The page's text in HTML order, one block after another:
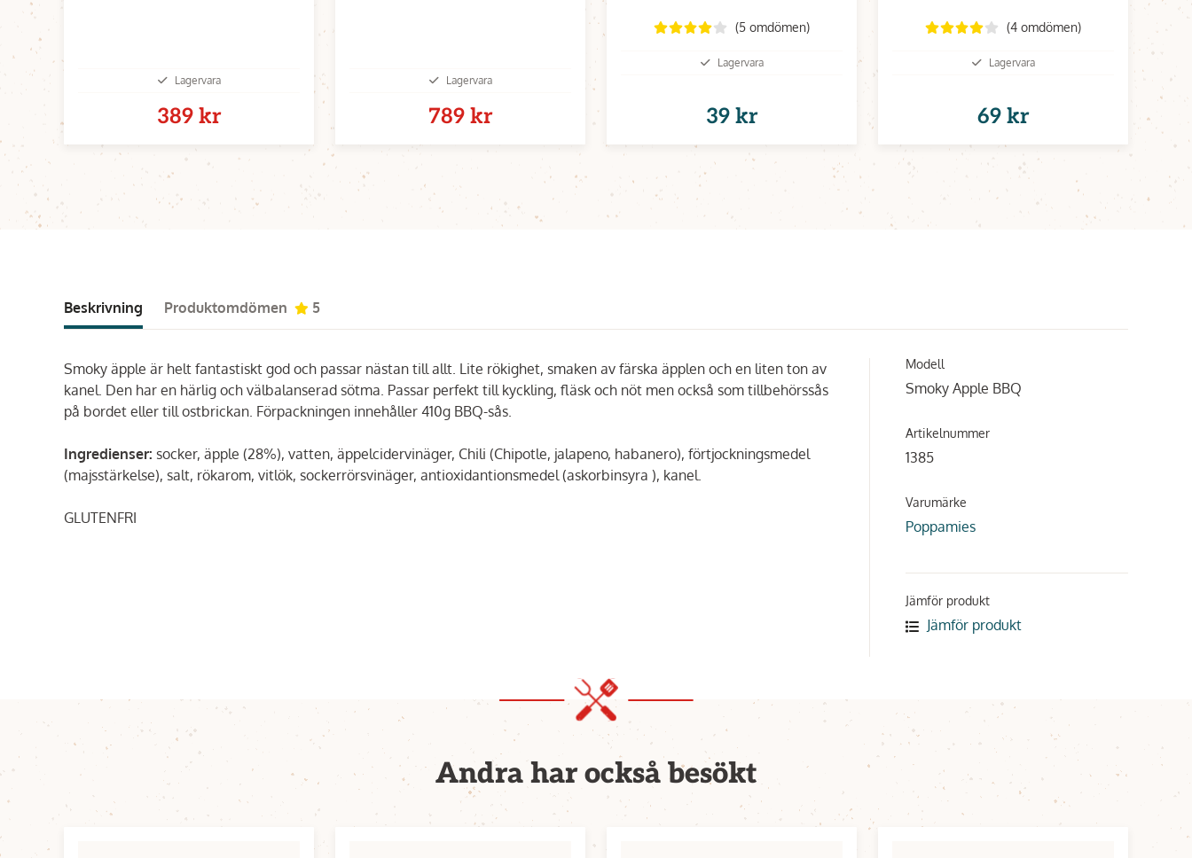
Lagervara
389 kr
Lagervara
789 kr
(5 omdömen)
Lagervara
39 kr
(4 omdömen)
Lagervara
69 kr
Beskrivning Produktomdömen 5
Smoky äpple är helt fantastiskt god och passar nästan till allt. Lite rökighet, smaken av färska äpplen och en liten ton av
kanel. Den har en härlig och välbalanserad sötma. Passar perfekt till kyckling, fläsk och nöt men också som tillbehörssås
på bordet eller till ostbrickan. Förpackningen innehåller 410g BBQ-sås.
Ingredienser: socker, äpple (28%), vatten, äppelcidervinäger, Chili (Chipotle, jalapeno, habanero), förtjockningsmedel
(majsstärkelse), salt, rökarom, vitlök, sockerrörsvinäger, antioxidantionsmedel (askorbinsyra ), kanel.
GLUTENFRI
Modell
Smoky Apple BBQ
Artikelnummer
1385
Varumärke
Poppamies
Jämför produkt
Jämför produkt
Andra har också besökt